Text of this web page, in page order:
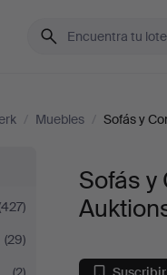
/ Muebles / Sofás y
(29)
Sofás